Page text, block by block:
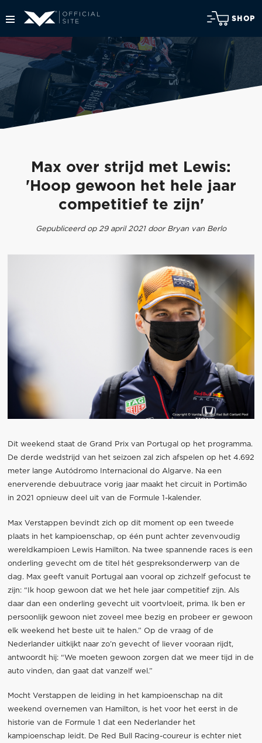
SHOP
Max over strijd met Lewis:
'Hoop gewoon het hele jaar
competitief te zijn'
Gepubliceerd op 29 april 2021 door Bryan van Berlo
Dit weekend staat de Grand Prix van Portugal op het programma.
De derde wedstrijd van het seizoen zal zich afspelen op het 4.692
meter lange Autódromo Internacional do Algarve. Na een
enerverende debuutrace vorig jaar maakt het circuit in Portimão
in 2021 opnieuw deel uit van de Formule 1-kalender.
Max Verstappen bevindt zich op dit moment op een tweede
plaats in het kampioenschap, op één punt achter zevenvoudig
wereldkampioen Lewis Hamilton. Na twee spannende races is een
onderling gevecht om de titel hét gespreksonderwerp van de
dag. Max geeft vanuit Portugal aan vooral op zichzelf gefocust te
zijn: “Ik hoop gewoon dat we het hele jaar competitief zijn. Als
daar dan een onderling gevecht uit voortvloeit, prima. Ik ben er
persoonlijk gewoon niet zoveel mee bezig en probeer er gewoon
elk weekend het beste uit te halen.” Op de vraag of de
Nederlander uitkijkt naar zo’n gevecht of liever vooraan rijdt,
antwoordt hij: “We moeten gewoon zorgen dat we meer tijd in de
auto vinden, dan gaat dat vanzelf wel.”
Mocht Verstappen de leiding in het kampioenschap na dit
weekend overnemen van Hamilton, is het voor het eerst in de
historie van de Formule 1 dat een Nederlander het
kampioenschap leidt. De Red Bull Racing-coureur is echter niet